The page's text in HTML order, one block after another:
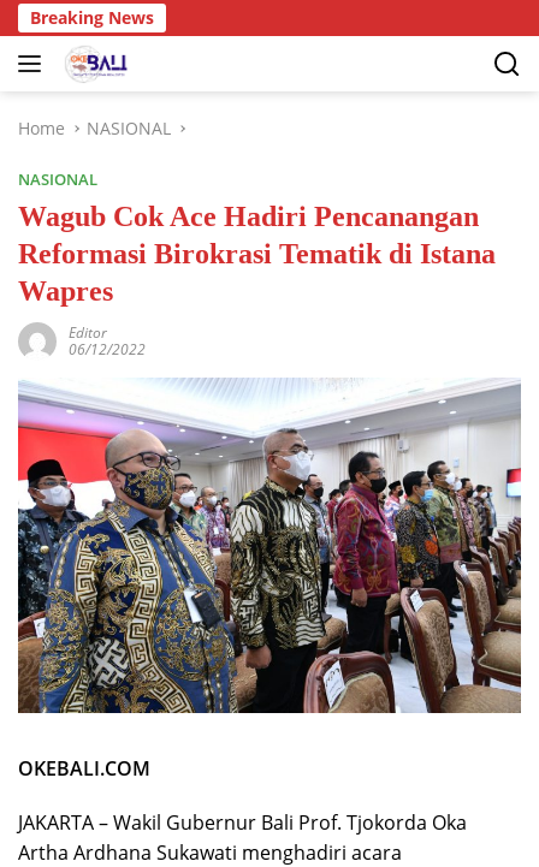
Breaking News
Home NASIONAL
NASIONAL
Wagub Cok Ace Hadiri Pencanangan
Reformasi Birokrasi Tematik di Istana
Wapres
Editor
06/12/2022
OKEBALI.COM
JAKARTA – Wakil Gubernur Bali Prof. Tjokorda Oka
Artha Ardhana Sukawati menghadiri acara